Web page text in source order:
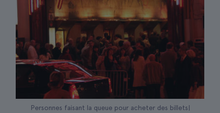
Personnes faisant la queue pour acheter des billets|